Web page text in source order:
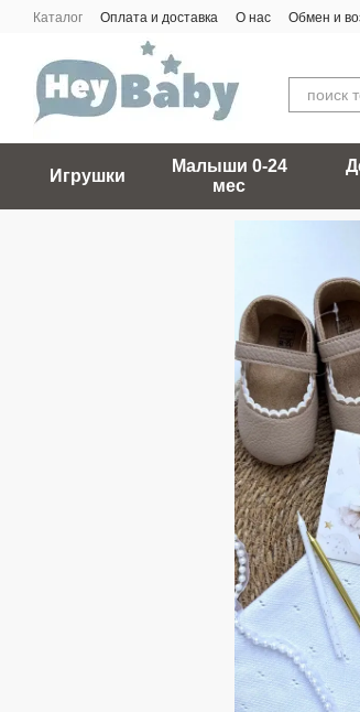
Перейти к основному контенту
Каталог Оплата и доставка О нас Обмен и
Игрушки
Малыши 0-24
мес